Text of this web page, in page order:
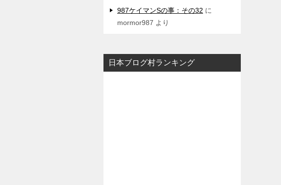
987ケイマンSの事：その32 に
mormor987 より
日本ブログ村ランキング